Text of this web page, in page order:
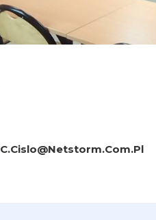
C.cislo@netstorm.com.pl